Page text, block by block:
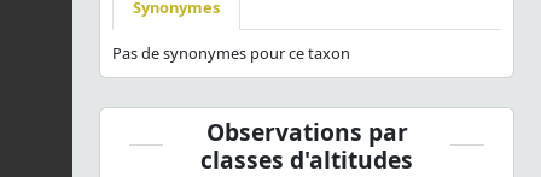
Synonymes
Pas de synonymes pour ce taxon
Observations par
classes d'altitudes